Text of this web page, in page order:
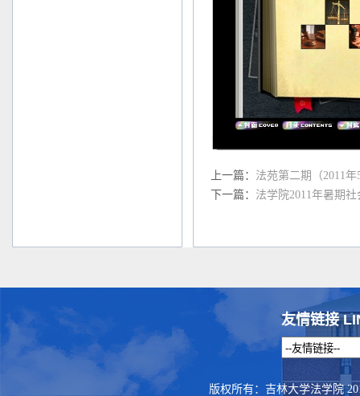
上一篇： 法苑第二期（2011
下一篇： 法学院2011年暑期
友情链接
版权所有：吉林大学法学院